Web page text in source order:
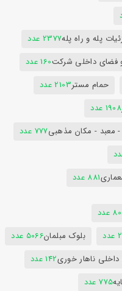
پله و راه پله2377 عدد
فضای داخلی شرکت160 عدد
حمام مستر2103 عدد
1908 عدد
- معبد - مکان مذهبی777 عدد
881 عدد
عدد
بلوک مبلمان5066 عدد
ناهار خوری142 عدد
775 عدد